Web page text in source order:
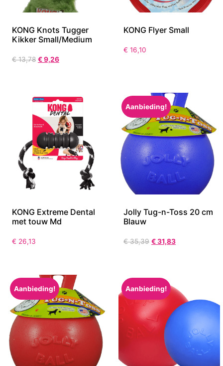
KONG Knots Tugger
Kikker Small/Medium
€13,78 €9,26
KONG Flyer Small
€ 16,10
KONG Extreme Dental
met touw Md
€ 26,13
Aanbieding!
Jolly Tug-n-Toss 20 cm
Blauw
€35,39 €31,83
Aanbieding! Aanbieding!